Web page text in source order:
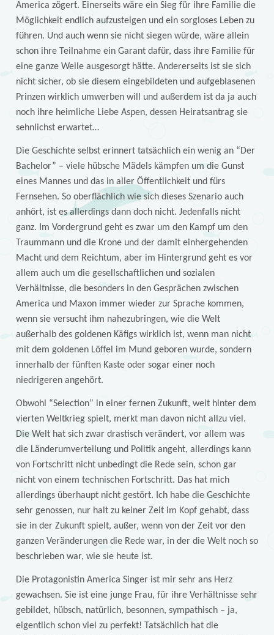
America zögert. Einerseits wäre ein Sieg für ihre Familie die
Möglichkeit endlich aufzusteigen und ein sorgloses Leben zu
führen. Und auch wenn sie nicht siegen würde, wäre allein
schon ihre Teilnahme ein Garant dafür, dass ihre Familie für
eine ganze Weile ausgesorgt hätte. Andererseits ist sie sich
nicht sicher, ob sie diesem eingebildeten und aufgeblasenen
Prinzen wirklich umwerben will und außerdem ist da ja auch
noch ihre heimliche Liebe Aspen, dessen Heiratsantrag sie
sehnlichst erwartet…
Die Geschichte selbst erinnert tatsächlich ein wenig an “Der
Bachelor” – viele hübsche Mädels kämpfen um die Gunst
eines Mannes und das in aller Öffentlichkeit und fürs
Fernsehen. So oberflächlich wie sich dieses Szenario auch
anhört, ist es allerdings dann doch nicht. Jedenfalls nicht
ganz. Im Vordergrund geht es zwar um den Kampf um den
Traummann und die Krone und der damit einhergehenden
Macht und dem Reichtum, aber im Hintergrund geht es vor
allem auch um die gesellschaftlichen und sozialen
Verhältnisse, die besonders in den Gesprächen zwischen
America und Maxon immer wieder zur Sprache kommen,
wenn sie versucht ihm nahezubringen, wie die Welt
außerhalb des goldenen Käfigs wirklich ist, wenn man nicht
mit dem goldenen Löffel im Mund geboren wurde, sondern
innerhalb der fünften Kaste oder sogar einer noch
niedrigeren angehört.
Obwohl “Selection” in einer fernen Zukunft, weit hinter dem
vierten Weltkrieg spielt, merkt man davon nicht allzu viel.
Die Welt hat sich zwar drastisch verändert, vor allem was
die Länderumverteilung und Politik angeht, allerdings kann
von Fortschritt nicht unbedingt die Rede sein, schon gar
nicht von einem technischen Fortschritt. Das hat mich
allerdings überhaupt nicht gestört. Ich habe die Geschichte
sehr genossen, nur halt zu keiner Zeit im Kopf gehabt, dass
sie in der Zukunft spielt, außer, wenn von der Zeit vor den
ganzen Veränderungen die Rede war, in der die Welt noch so
beschrieben war, wie sie heute ist.
Die Protagonistin America Singer ist mir sehr ans Herz
gewachsen. Sie ist eine junge Frau, für ihre Verhältnisse sehr
gebildet, hübsch, natürlich, besonnen, sympathisch – ja,
eigentlich schon viel zu perfekt! Tatsächlich hat die